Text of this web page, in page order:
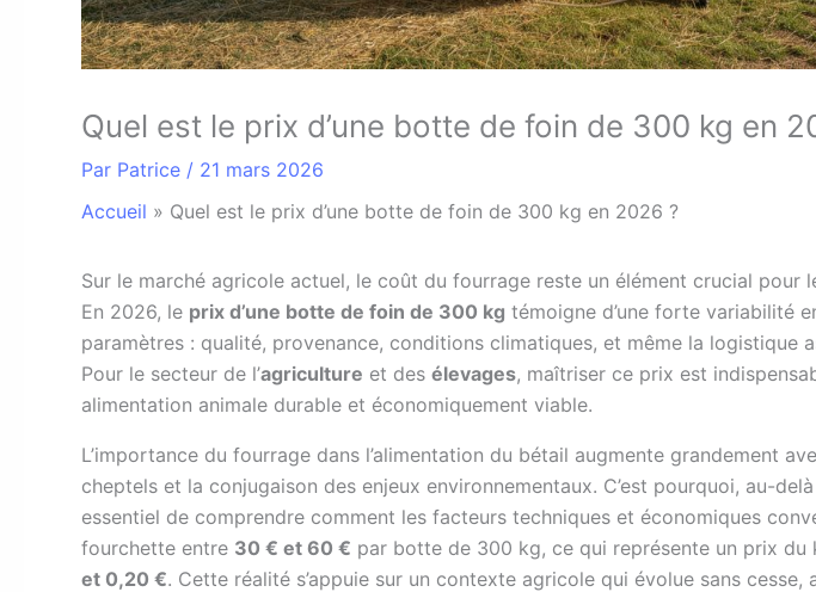
Quel est le prix d’une botte de foin de 300 kg en
Par Patrice / 21 mars 2026
Accueil » Quel est le prix d’une botte de foin de 300 kg en 2026 ?
Sur le marché agricole actuel, le coût du fourrage reste un élément crucial pour
En 2026, le prix d’une botte de foin de 300 kg témoigne d’une forte variabilité
paramètres : qualité, provenance, conditions climatiques, et même la logistique
Pour le secteur de l’agriculture et des élevages, maîtriser ce prix est
alimentation animale durable et économiquement viable.
L’importance du fourrage dans l’alimentation du bétail augmente grandement
cheptels et la conjugaison des enjeux environnementaux. C’est pourquoi, au-
essentiel de comprendre comment les facteurs techniques et économiques
fourchette entre 30 € et 60 € par botte de 300 kg, ce qui représente un prix du
et 0,20 €. Cette réalité s’appuie sur un contexte agricole qui évolue sans cesse,